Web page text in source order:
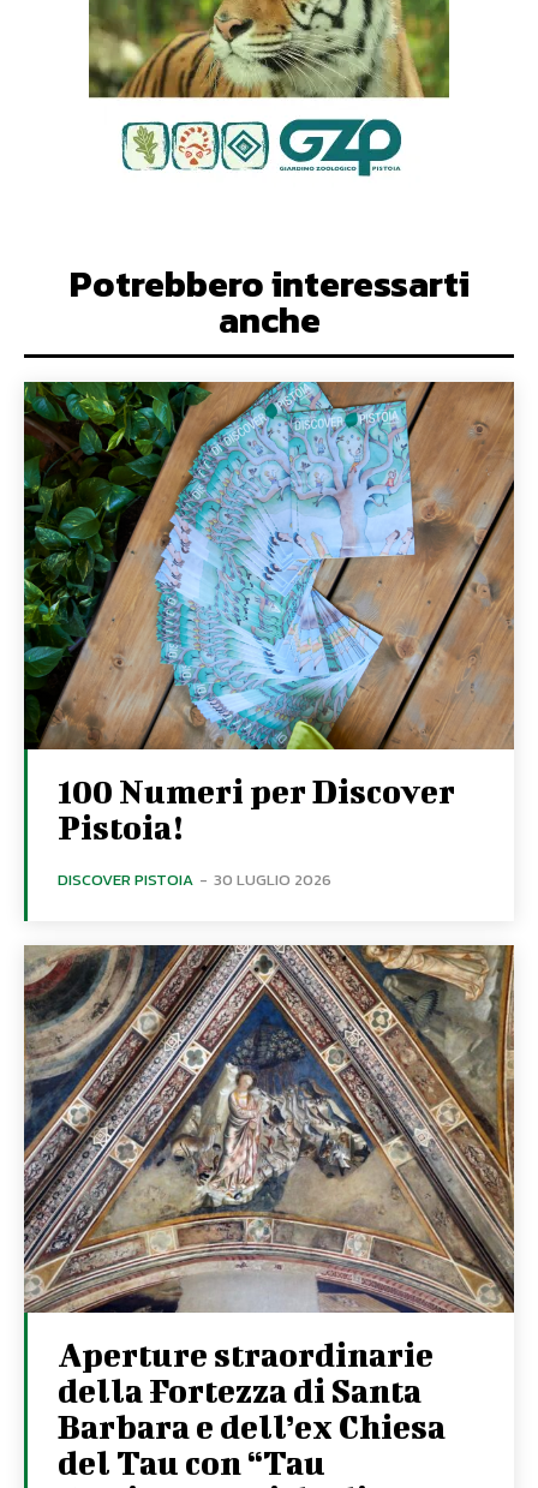
Potrebbero interessarti
anche
100 Numeri per Discover
Pistoia!
DISCOVER PISTOIA - 30 LUGLIO 2026
Aperture straordinarie
della Fortezza di Santa
Barbara e dell’ex Chiesa
del Tau con “Tau